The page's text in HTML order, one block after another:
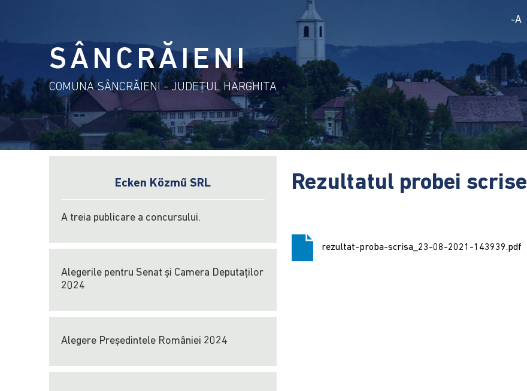
-A
SÂNCRĂIENI
COMUNA SÂNCRĂIENI - JUDEŢUL HARGHITA
Ecken Közmű SRL
A treia publicare a concursului.
Alegerile pentru Senat și Camera Deputaților
2024
Alegere Președintele României 2024
Rezultatul probei scrise
rezultat-proba-scrisa_23-08-2021-143939.pdf